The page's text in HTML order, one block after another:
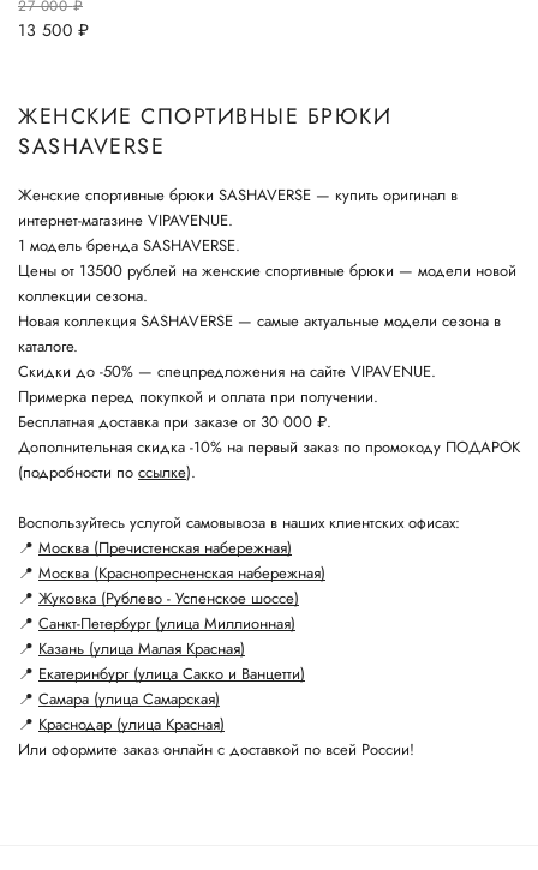
27 000руб.
13 500 руб.
ЖЕНСКИЕ СПОРТИВНЫЕ БРЮКИ
SASHAVERSE
Женские спортивные брюки SASHAVERSE — купить оригинал в
интернет-магазине VIPAVENUE.
1 модель бренда SASHAVERSE.
Цены от 13500 рублей на женские спортивные брюки — модели новой
коллекции сезона.
Новая коллекция SASHAVERSE — самые актуальные модели сезона в
каталоге.
Скидки до -50% — спецпредложения на сайте VIPAVENUE.
Примерка перед покупкой и оплата при получении.
Бесплатная доставка при заказе от 30 000 ₽.
Дополнительная скидка -10% на первый заказ по промокоду ПОДАРОК
(подробности по ссылке).
Воспользуйтесь услугой самовывоза в наших клиентских офисах:
📍 Москва (Пречистенская набережная)
📍 Москва (Краснопресненская набережная)
📍 Жуковка (Рублево - Успенское шоссе)
📍 Санкт-Петербург (улица Миллионная)
📍 Казань (улица Малая Красная)
📍 Екатеринбург (улица Сакко и Ванцетти)
📍 Самара (улица Самарская)
📍 Краснодар (улица Красная)
Или оформите заказ онлайн с доставкой по всей России!